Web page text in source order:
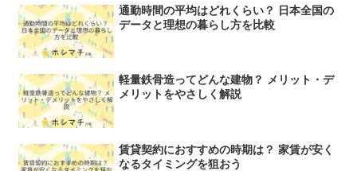
通勤時間の平均はどれくらい？ 日本全国の
データと理想の暮らし方を比較
軽量鉄骨造ってどんな建物？ メリット・デ
メリットをやさしく解説
賃貸契約におすすめの時期は？ 家賃が安く
なるタイミングを狙おう